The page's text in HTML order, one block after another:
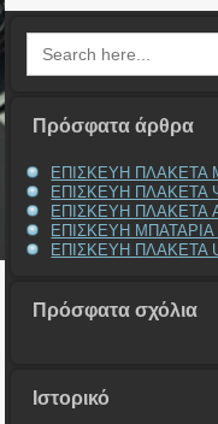
Search
for:
Πρόσφατα άρθρα
ΕΠΙΣΚΕΥΗ ΠΛΑΚΕΤΑ
ΕΠΙΣΚΕΥΗ ΠΛΑΚΕΤΑ
ΕΠΙΣΚΕΥΗ ΠΛΑΚΕΤΑ
ΕΠΙΣΚΕΥΗ ΜΠΑΤΑΡΙΑ
ΕΠΙΣΚΕΥΗ ΠΛΑΚΕΤΑ
Πρόσφατα σχόλια
Ιστορικό